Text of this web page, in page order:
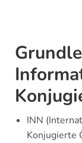
INN
Konjugierte